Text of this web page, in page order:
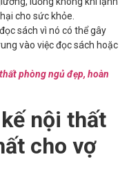
cho sức khỏe.
sách vì nó có thể gây
vào việc đọc sách hoặc
phòng ngủ đẹp, hoàn
nội thất
cho vợ